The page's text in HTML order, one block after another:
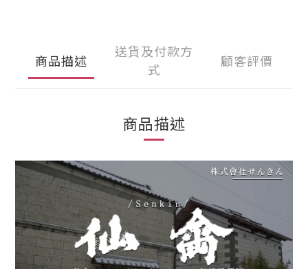
商品描述
送貨及付款方
式
顧客評價
商品描述